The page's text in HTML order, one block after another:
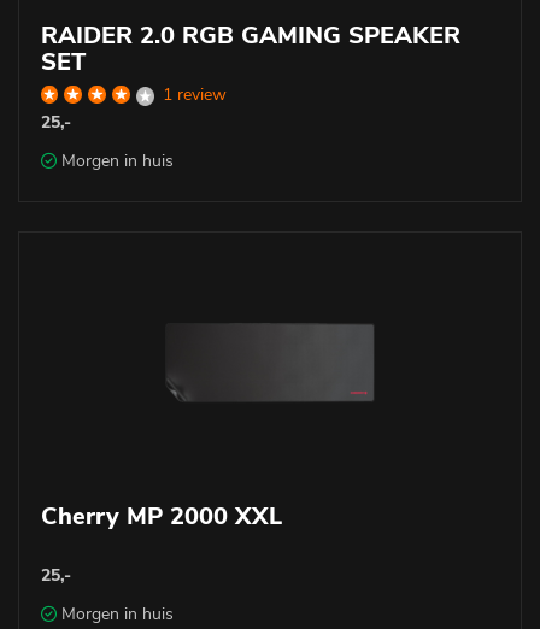
RAIDER 2.0 RGB GAMING SPEAKER
SET
1 review
25,-
Morgen in huis
Cherry MP 2000 XXL
25,-
Morgen in huis